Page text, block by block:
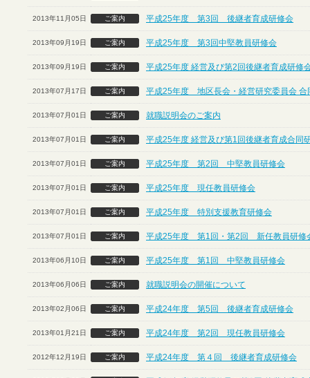
2013年11月05日 ご案内 平成25年度 第3回 後継者育成研修会
2013年09月19日 ご案内 平成25年度 第3回中堅教員研修会
2013年09月19日 ご案内 平成25年度 経営及び第2回後継者育成研修
2013年07月17日 ご案内 平成25年度 地区長会・経営研究委員会 合
2013年07月01日 ご案内 就職説明会のご案内
2013年07月01日 ご案内 平成25年度 経営及び第1回後継者育成合同
2013年07月01日 ご案内 平成25年度 第2回 中堅教員研修会
2013年07月01日 ご案内 平成25年度 現任教員研修会
2013年07月01日 ご案内 平成25年度 特別支援教育研修会
2013年07月01日 ご案内 平成25年度 第1回・第2回 新任教員研修
2013年06月10日 ご案内 平成25年度 第1回 中堅教員研修会
2013年06月06日 ご案内 就職説明会の開催について
2013年02月06日 ご案内 平成24年度 第5回 後継者育成研修会
2013年01月21日 ご案内 平成24年度 第2回 現任教員研修会
2012年12月19日 ご案内 平成24年度 第４回 後継者育成研修会